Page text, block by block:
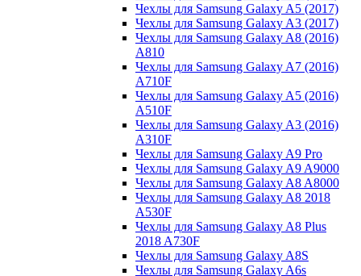
Чехлы для Samsung Galaxy A5 (2017)
Чехлы для Samsung Galaxy A3 (2017)
Чехлы для Samsung Galaxy A8 (2016)
A810
Чехлы для Samsung Galaxy A7 (2016)
A710F
Чехлы для Samsung Galaxy A5 (2016)
A510F
Чехлы для Samsung Galaxy A3 (2016)
A310F
Чехлы для Samsung Galaxy A9 Pro
Чехлы для Samsung Galaxy A9 A9000
Чехлы для Samsung Galaxy A8 A8000
Чехлы для Samsung Galaxy A8 2018
A530F
Чехлы для Samsung Galaxy A8 Plus
2018 A730F
Чехлы для Samsung Galaxy A8S
Чехлы для Samsung Galaxy A6s